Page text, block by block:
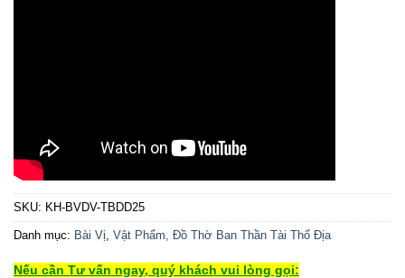
SKU: KH-BVDV-TBDD25
Danh mục: Bài Vị, Vật Phẩm, Đồ Thờ Ban Thần Tài Thổ Địa
Nếu cần Tư vấn ngay, quý khách vui lòng gọi: